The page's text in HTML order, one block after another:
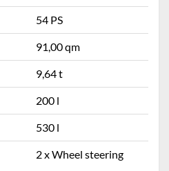
54 PS
91,00 qm
9,64 t
200 l
530 l
2 x Wheel steering